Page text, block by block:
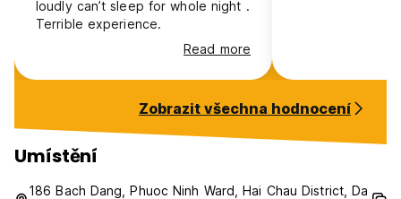
loudly can’t sleep for whole night .
Terrible experience.
Read more
Zobrazit všechna hodnocení
Umístění
186 Bach Dang, Phuoc Ninh Ward, Hai Chau District, Da